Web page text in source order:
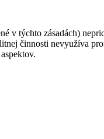
v týchto zásadách)
činnosti nevyužíva